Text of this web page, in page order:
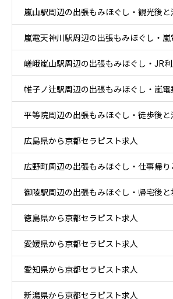
嵐山駅周辺の出張もみほぐし・観光後
嵐電天神川駅周辺の出張もみほぐし・
ア
嵯峨嵐山駅周辺の出張もみほぐし・JR
ア
帷子ノ辻駅周辺の出張もみほぐし・嵐
後ケア
平等院周辺の出張もみほぐし・徒歩後と
広島県から京都セラピスト求人
広野町周辺の出張もみほぐし・仕事帰
御陵駅周辺の出張もみほぐし・帰宅後
徳島県から京都セラピスト求人
愛媛県から京都セラピスト求人
愛知県から京都セラピスト求人
新潟県から京都セラピスト求人